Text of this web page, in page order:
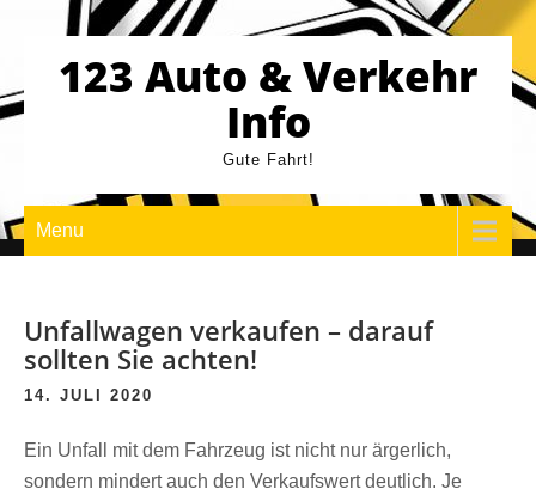
content123 Auto & Verkehr
Info
Gute Fahrt!
Menu
Unfallwagen verkaufen – darauf
sollten Sie achten!
14. JULI 2020
Ein Unfall mit dem Fahrzeug ist nicht nur ärgerlich,
sondern mindert auch den Verkaufswert deutlich. Je